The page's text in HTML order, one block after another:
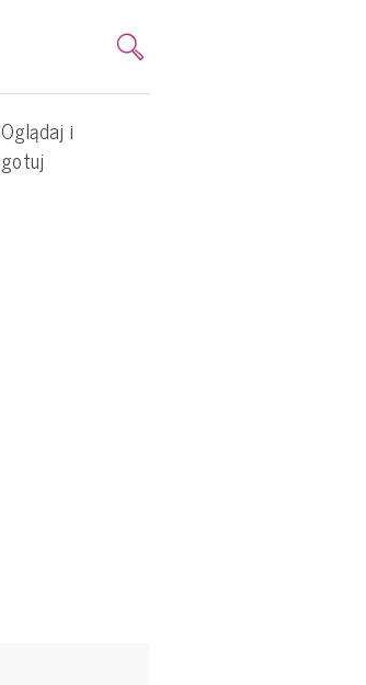
Oglądaj i
gotuj